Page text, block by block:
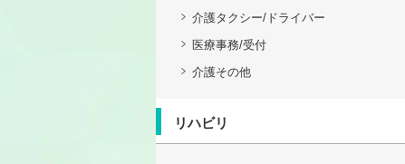
介護タクシー/ドライバー
医療事務/受付
介護その他
リハビリ